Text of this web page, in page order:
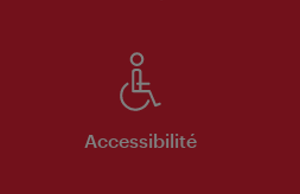
Accessibilité